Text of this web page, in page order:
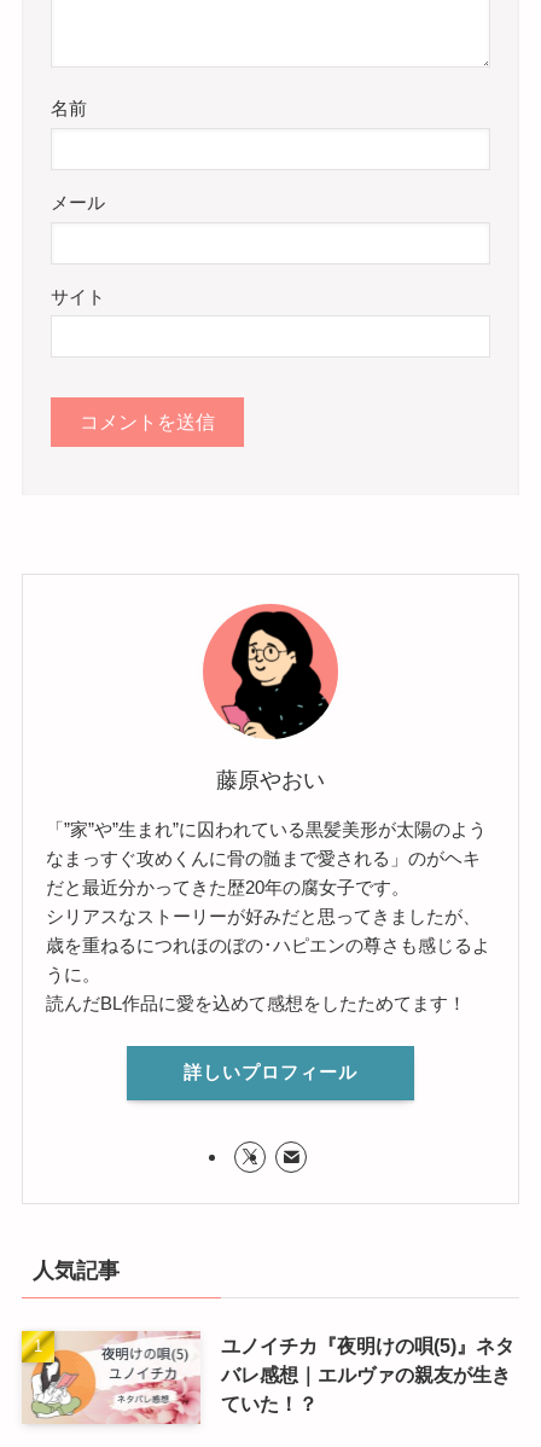
名前
メール
サイト
藤原やおい
「”家”や”生まれ”に囚われている黒髪美形が太陽のよう
なまっすぐ攻めくんに骨の髄まで愛される」のがヘキ
だと最近分かってきた歴20年の腐女子です。
シリアスなストーリーが好みだと思ってきましたが、
歳を重ねるにつれほのぼの･ハピエンの尊さも感じるよ
うに。
読んだBL作品に愛を込めて感想をしたためてます！
詳しいプロフィール
人気記事
ユノイチカ『夜明けの唄(5)』ネタ
バレ感想｜エルヴァの親友が生き
ていた！？